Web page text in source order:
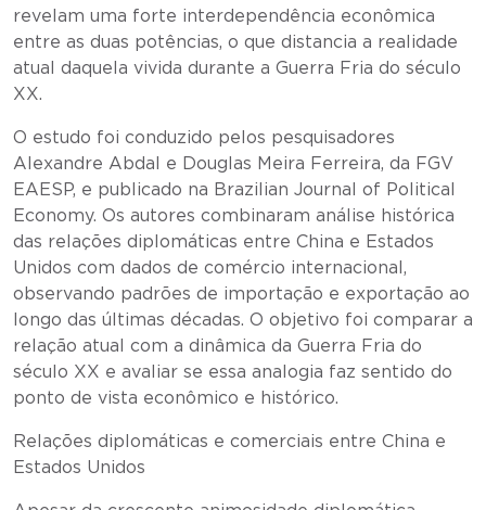
revelam uma forte interdependência econômica
entre as duas potências, o que distancia a realidade
atual daquela vivida durante a Guerra Fria do século
XX.
O estudo foi conduzido pelos pesquisadores
Alexandre Abdal e Douglas Meira Ferreira, da FGV
EAESP, e publicado na Brazilian Journal of Political
Economy. Os autores combinaram análise histórica
das relações diplomáticas entre China e Estados
Unidos com dados de comércio internacional,
observando padrões de importação e exportação ao
longo das últimas décadas. O objetivo foi comparar a
relação atual com a dinâmica da Guerra Fria do
século XX e avaliar se essa analogia faz sentido do
ponto de vista econômico e histórico.
Relações diplomáticas e comerciais entre China e
Estados Unidos